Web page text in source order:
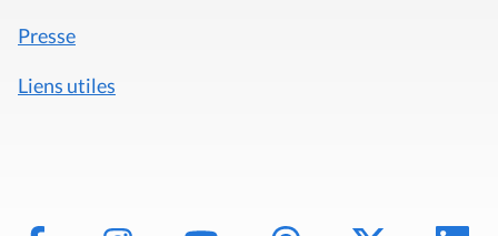
Presse
Liens utiles